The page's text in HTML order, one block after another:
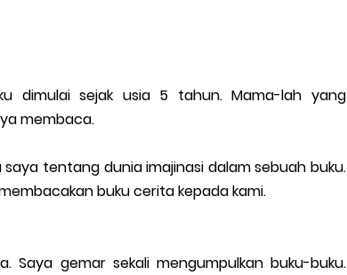
dimulai sejak usia 5 tahun. Mama-lah yang
membaca.
tentang dunia imajinasi dalam sebuah buku.
buku cerita kepada kami.
Saya gemar sekali mengumpulkan buku-buku.